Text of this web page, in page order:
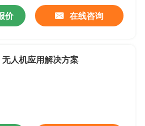
价 在线咨询
无人机应用解决方案